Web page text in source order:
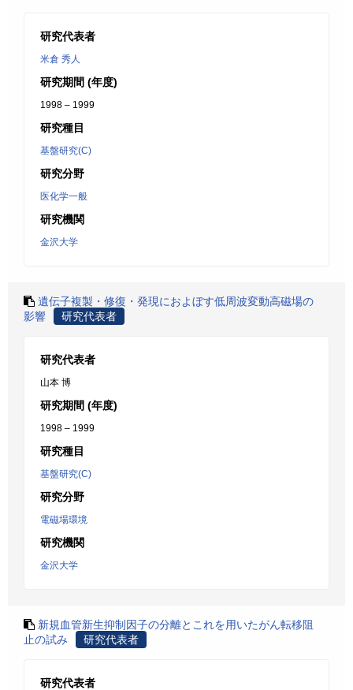
研究代表者
米倉 秀人
研究期間 (年度)
1998 – 1999
研究種目
基盤研究(C)
研究分野
医化学一般
研究機関
金沢大学
遺伝子複製・修復・発現におよぼす低周波変動高磁場の
影響
研究代表者
研究代表者
山本 博
研究期間 (年度)
1998 – 1999
研究種目
基盤研究(C)
研究分野
電磁場環境
研究機関
金沢大学
新規血管新生抑制因子の分離とこれを用いたがん転移阻
止の試み
研究代表者
研究代表者